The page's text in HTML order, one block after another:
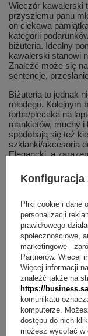
Wieczór kawalerski
przyszłemu panu
on ciekawą
kategorii
biżuteria. Idealny
kawalerski stanowi
Znaleźć może się
sentencje,
Biżuteria to jednak
młodego. Kolejnym
torba/plecaka na
mankietów, muchy i
spodobają się też
szklanki/akcesoria
Elegancki, a
ulubionej serii
wieczorze
Oryginalny
Wieczory
młodego. Możesz
stawiając na
pomysłu postaw
imitujący kobiecy
dyplomy i
erotyczne gadżety.
stanowią też
bidon, czapka z
produktów, na
posiłkować się
własny lub
Konfiguracja
Pliki cookie i dane
personalizacji
prawidłowego
społecznościowe,
marketingowe -
Partnerów. Więcej
Więcej informacji
znaleźć także na
https://
komunikatu
komputerze.
dostępu do nich
możesz wycofać w